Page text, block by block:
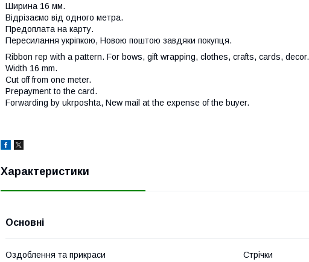
Ширина 16 мм.
Відрізаємо від одного метра.
Предоплата на карту.
Пересилання укріпкою, Новою поштою завдяки покупця.
Ribbon rep with a pattern. For bows, gift wrapping, clothes, crafts, cards, decor.
Width 16 mm.
Cut off from one meter.
Prepayment to the card.
Forwarding by ukrposhta, New mail at the expense of the buyer.
Характеристики
Основні
Оздоблення та прикраси Стрічки